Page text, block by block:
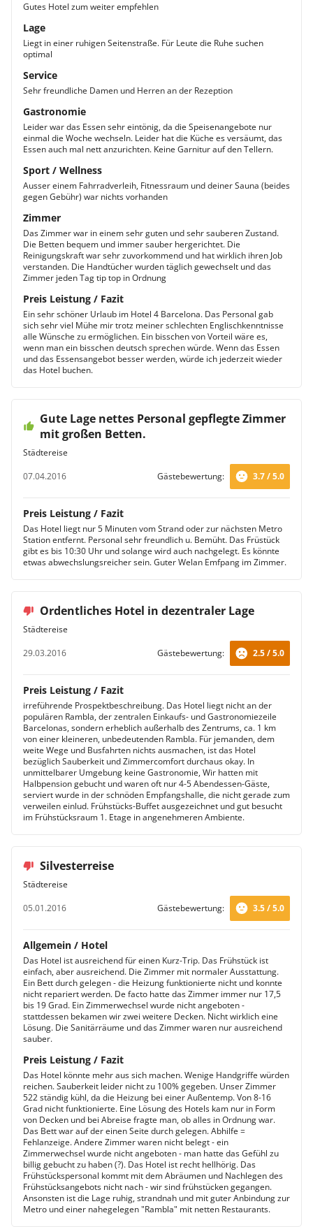
Gutes Hotel zum weiter empfehlen
Lage
Liegt in einer ruhigen Seitenstraße. Für Leute die Ruhe suchen
optimal
Service
Sehr freundliche Damen und Herren an der Rezeption
Gastronomie
Leider war das Essen sehr eintönig, da die Speisenangebote nur
einmal die Woche wechseln. Leider hat die Küche es versäumt, das
Essen auch mal nett anzurichten. Keine Garnitur auf den Tellern.
Sport / Wellness
Ausser einem Fahrradverleih, Fitnessraum und deiner Sauna (beides
gegen Gebühr) war nichts vorhanden
Zimmer
Das Zimmer war in einem sehr guten und sehr sauberen Zustand.
Die Betten bequem und immer sauber hergerichtet. Die
Reinigungskraft war sehr zuvorkommend und hat wirklich ihren Job
verstanden. Die Handtücher wurden täglich gewechselt und das
Zimmer jeden Tag tip top in Ordnung
Preis Leistung / Fazit
Ein sehr schöner Urlaub im Hotel 4 Barcelona. Das Personal gab
sich sehr viel Mühe mir trotz meiner schlechten Englischkenntnisse
alle Wünsche zu ermöglichen. Ein bisschen von Vorteil wäre es,
wenn man ein bisschen deutsch sprechen würde. Wenn das Essen
und das Essensangebot besser werden, würde ich jederzeit wieder
das Hotel buchen.
Gute Lage nettes Personal gepflegte Zimmer
mit großen Betten.
Städtereise
07.04.2016
Gästebewertung: 3.7 / 5.0
Preis Leistung / Fazit
Das Hotel liegt nur 5 Minuten vom Strand oder zur nächsten Metro
Station entfernt. Personal sehr freundlich u. Bemüht. Das Früstück
gibt es bis 10:30 Uhr und solange wird auch nachgelegt. Es könnte
etwas abwechslungsreicher sein. Guter Welan Emfpang im Zimmer.
Ordentliches Hotel in dezentraler Lage
Städtereise
29.03.2016
Gästebewertung: 2.5 / 5.0
Preis Leistung / Fazit
irreführende Prospektbeschreibung. Das Hotel liegt nicht an der
populären Rambla, der zentralen Einkaufs- und Gastronomiezeile
Barcelonas, sondern erheblich außerhalb des Zentrums, ca. 1 km
von einer kleineren, unbedeutenden Rambla. Für jemanden, dem
weite Wege und Busfahrten nichts ausmachen, ist das Hotel
bezüglich Sauberkeit und Zimmercomfort durchaus okay. In
unmittelbarer Umgebung keine Gastronomie, Wir hatten mit
Halbpension gebucht und waren oft nur 4-5 Abendessen-Gäste,
serviert wurde in der schnöden Empfangshalle, die nicht gerade zum
verweilen einlud. Frühstücks-Buffet ausgezeichnet und gut besucht
im Frühstücksraum 1. Etage in angenehmeren Ambiente.
Silvesterreise
Städtereise
05.01.2016
Gästebewertung: 3.5 / 5.0
Allgemein / Hotel
Das Hotel ist ausreichend für einen Kurz-Trip. Das Frühstück ist
einfach, aber ausreichend. Die Zimmer mit normaler Ausstattung.
Ein Bett durch gelegen - die Heizung funktionierte nicht und konnte
nicht repariert werden. De facto hatte das Zimmer immer nur 17,5
bis 19 Grad. Ein Zimmerwechsel wurde nicht angeboten -
stattdessen bekamen wir zwei weitere Decken. Nicht wirklich eine
Lösung. Die Sanitärräume und das Zimmer waren nur ausreichend
sauber.
Preis Leistung / Fazit
Das Hotel könnte mehr aus sich machen. Wenige Handgriffe würden
reichen. Sauberkeit leider nicht zu 100% gegeben. Unser Zimmer
522 ständig kühl, da die Heizung bei einer Außentemp. Von 8-16
Grad nicht funktionierte. Eine Lösung des Hotels kam nur in Form
von Decken und bei Abreise fragte man, ob alles in Ordnung war.
Das Bett war auf der einen Seite durch gelegen. Abhilfe =
Fehlanzeige. Andere Zimmer waren nicht belegt - ein
Zimmerwechsel wurde nicht angeboten - man hatte das Gefühl zu
billig gebucht zu haben (?). Das Hotel ist recht hellhörig. Das
Frühstückspersonal kommt mit dem Abräumen und Nachlegen des
Frühstücksangebots nicht nach - wir sind frühstücken gegangen.
Ansonsten ist die Lage ruhig, strandnah und mit guter Anbindung zur
Metro und einer nahegelegen "Rambla" mit netten Restaurants.